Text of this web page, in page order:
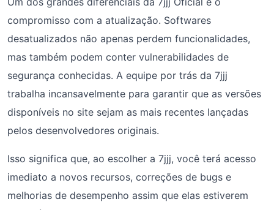
compromisso com a atualização. Softwares
desatualizados não apenas perdem funcionalidades,
mas também podem conter vulnerabilidades de
segurança conhecidas. A equipe por trás da 7jjj
trabalha incansavelmente para garantir que as versões
disponíveis no site sejam as mais recentes lançadas
pelos desenvolvedores originais.
Isso significa que, ao escolher a 7jjj, você terá acesso
imediato a novos recursos, correções de bugs e
melhorias de desempenho assim que elas estiverem